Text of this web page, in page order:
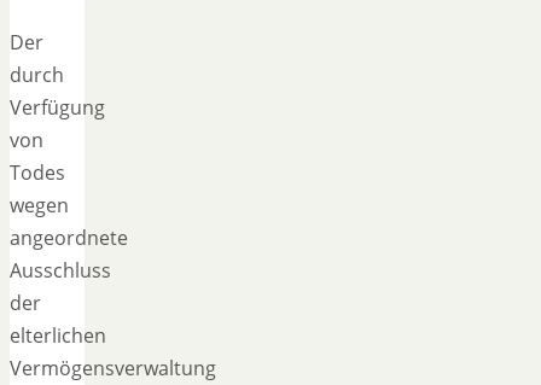
Der
durch
Verfügung
von
Todes
wegen
angeordnete
Ausschluss
der
elterlichen
Vermögensverwaltung